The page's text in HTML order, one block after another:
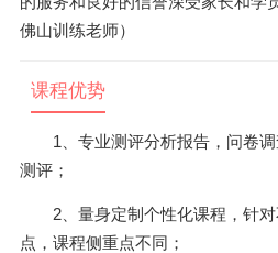
佛山训练老师）
课程优势
1、专业测评分析报告，问卷调
测评；
2、量身定制个性化课程，针对
点，课程侧重点不同；